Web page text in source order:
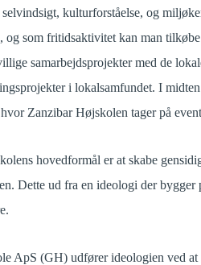
kulturforståelse, og
og som fritidsaktivitet kan man
samarbejdsprojekter med de
i lokalsamfundet. I
Zanzibar Højskolen tager på
hovedformål er at skabe
Dette ud fra en ideologi der
ApS (GH) udfører ideologien ved